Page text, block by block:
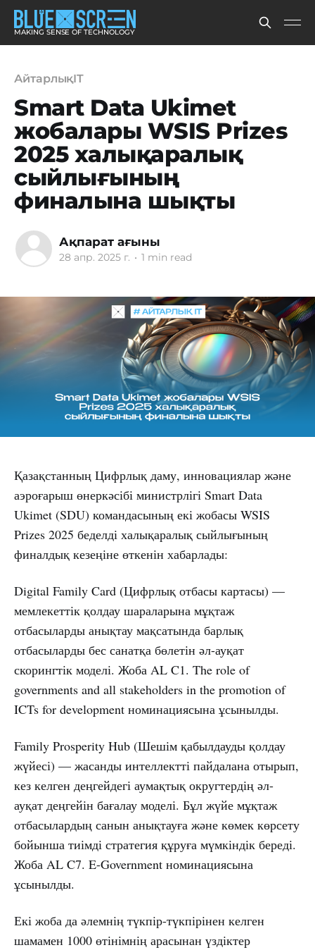
MAKING SENSE OF TECHNOLOGY
АйтарлықIT
Smart Data Ukimet
жобалары WSIS Prizes
2025 халықаралық
сыйлығының
финалына шықты
Ақпарат ағыны
28 апр. 2025 г. • 1 min read
Қазақстанның Цифрлық даму, инновациялар және
аэроғарыш өнеркәсібі министрлігі Smart Data
Ukimet (SDU) командасының екі жобасы WSIS
Prizes 2025 беделді халықаралық сыйлығының
финалдық кезеңіне өткенін хабарлады:
Digital Family Card (Цифрлық отбасы картасы) —
мемлекеттік қолдау шараларына мұқтаж
отбасыларды анықтау мақсатында барлық
отбасыларды бес санатқа бөлетін әл-ауқат
скорингтік моделі. Жоба AL C1. The role of
governments and all stakeholders in the promotion of
ICTs for development номинациясына ұсынылды.
Family Prosperity Hub (Шешім қабылдауды қолдау
жүйесі) — жасанды интеллектті пайдалана отырып,
кез келген деңгейдегі аумақтық округтердің әл-
ауқат деңгейін бағалау моделі. Бұл жүйе мұқтаж
отбасылардың санын анықтауға және көмек көрсету
бойынша тиімді стратегия құруға мүмкіндік береді.
Жоба AL C7. E-Government номинациясына
ұсынылды.
Екі жоба да әлемнің түкпір-түкпірінен келген
шамамен 1000 өтінімнің арасынан үздіктер